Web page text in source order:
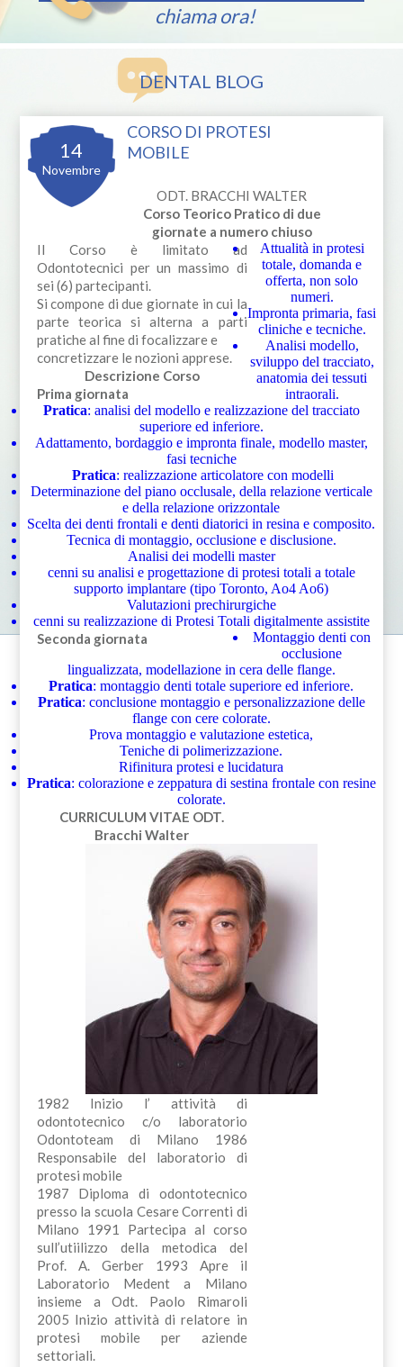
chiama ora!
DENTAL BLOG
14
Novembre
CORSO DI PROTESI
MOBILE
ODT. BRACCHI WALTER
Corso Teorico Pratico di due
giornate a numero chiuso
Il Corso è limitato ad
Odontotecnici per un massimo di
sei (6) partecipanti.
Si compone di due giornate in cui la
parte teorica si alterna a parti
pratiche al fine di focalizzare e
concretizzare le nozioni apprese.
Descrizione Corso
Prima giornata
Attualità in protesi
totale, domanda e
offerta, non solo
numeri.
Impronta primaria, fasi
cliniche e tecniche.
Analisi modello,
sviluppo del tracciato,
anatomia dei tessuti
intraorali.
Pratica: analisi del modello e realizzazione del tracciato
superiore ed inferiore.
Adattamento, bordaggio e impronta finale, modello master,
fasi tecniche
Pratica: realizzazione articolatore con modelli
Determinazione del piano occlusale, della relazione verticale
e della relazione orizzontale
Scelta dei denti frontali e denti diatorici in resina e composito.
Tecnica di montaggio, occlusione e disclusione.
Analisi dei modelli master
cenni su analisi e progettazione di protesi totali a totale
supporto implantare (tipo Toronto, Ao4 Ao6)
Valutazioni prechirurgiche
cenni su realizzazione di Protesi Totali digitalmente assistite
Seconda giornata
Montaggio denti con
occlusione
lingualizzata, modellazione in cera delle flange.
Pratica: montaggio denti totale superiore ed inferiore.
Pratica: conclusione montaggio e personalizzazione delle
flange con cere colorate.
Prova montaggio e valutazione estetica,
Teniche di polimerizzazione.
Rifinitura protesi e lucidatura
Pratica: colorazione e zeppatura di sestina frontale con resine
colorate.
CURRICULUM VITAE ODT.
Bracchi Walter
1982 Inizio l’ attività di
odontotecnico c/o laboratorio
Odontoteam di Milano 1986
Responsabile del laboratorio di
protesi mobile
1987 Diploma di odontotecnico
presso la scuola Cesare Correnti di
Milano 1991 Partecipa al corso
sull’utiilizzo della metodica del
Prof. A. Gerber 1993 Apre il
Laboratorio Medent a Milano
insieme a Odt. Paolo Rimaroli
2005 Inizio attività di relatore in
protesi mobile per aziende
settoriali.